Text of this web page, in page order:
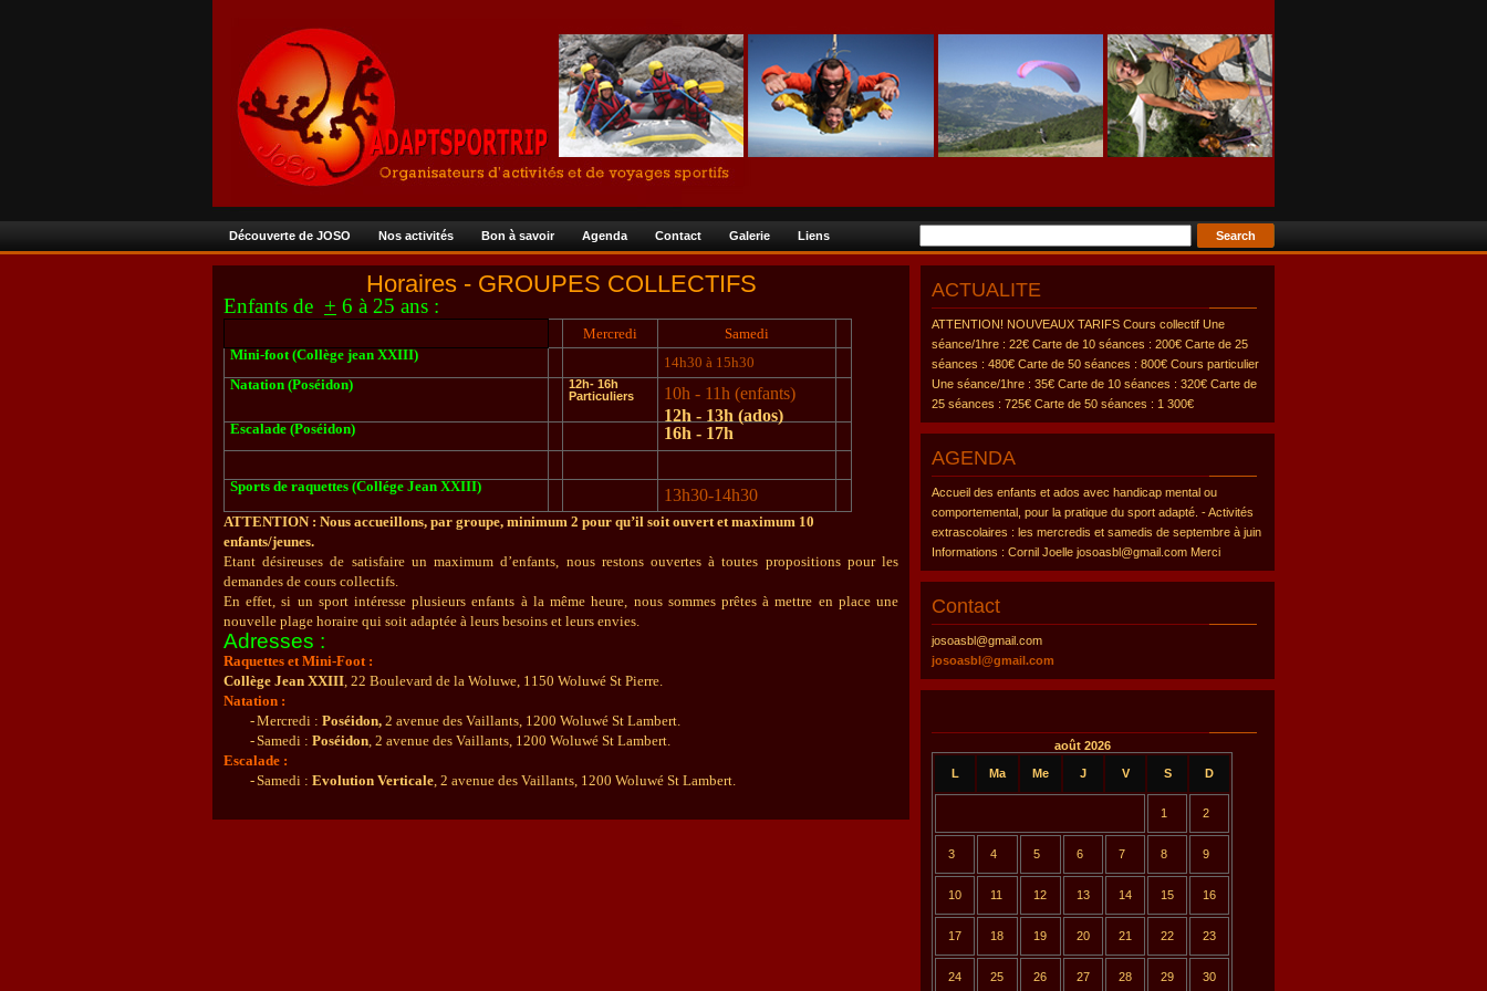
Découverte de JOSO Nos activités Bon à savoir Agenda Contact Galerie Liens
Horaires - GROUPES COLLECTIFS
Enfants de + 6 à 25 ans :
Mercredi
Samedi
Mini-foot (Collège jean XXIII)
14h30 à 15h30
Natation (Poséidon)
12h- 16h
Particuliers
10h - 11h (enfants)
12h - 13h (ados)
Escalade (Poséidon) 16h - 17h
Sports de raquettes (Collége Jean XXIII) 13h30-14h30
ATTENTION : Nous accueillons, par groupe, minimum 2 pour qu’il soit ouvert et maximum 10
enfants/jeunes.
Etant désireuses de satisfaire un maximum d’enfants, nous restons ouvertes à toutes propositions pour les
demandes de cours collectifs.
En effet, si un sport intéresse plusieurs enfants à la même heure, nous sommes prêtes à mettre en place une
nouvelle plage horaire qui soit adaptée à leurs besoins et leurs envies.
Adresses :
Raquettes etMini-Foot :
Collège Jean XXIII, 22 Boulevard de la Woluwe, 1150 Woluwé St Pierre.
Natation :
-Mercredi : Poséidon, 2 avenue des Vaillants, 1200 Woluwé St Lambert.
-Samedi : Poséidon, 2 avenue des Vaillants, 1200 Woluwé St Lambert.
Escalade :
-Samedi : Evolution Verticale, 2 avenue des Vaillants, 1200 Woluwé St Lambert.
ACTUALITE
ATTENTION! NOUVEAUX TARIFS Cours collectif Une
séance/1hre : 22€ Carte de 10 séances : 200€ Carte de 25
séances : 480€ Carte de 50 séances : 800€ Cours particulier
Une séance/1hre : 35€ Carte de 10 séances : 320€ Carte de
25 séances : 725€ Carte de 50 séances : 1 300€
AGENDA
Accueil des enfants et ados avec handicap mental ou
comportemental, pour la pratique du sport adapté. - Activités
extrascolaires : les mercredis et samedis de septembre à juin
Informations : Cornil Joelle josoasbl@gmail.com Merci
Contact
josoasbl@gmail.com
josoasbl@gmail.com
août 2026
L Ma Me J V S D
1 2
3 4 5 6 7 8 9
10 11 12 13 14 15 16
17 18 19 20 21 22 23
24 25 26 27 28 29 30